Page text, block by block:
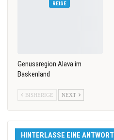
REISE
Genussregion Alava im
Baskenland
BISHERIGE NEXT
HINTERLASSE EINE ANTWORT